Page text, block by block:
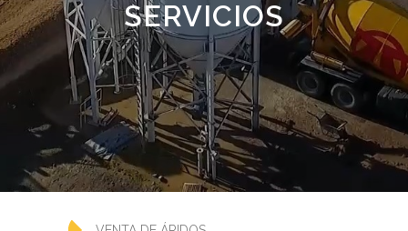
SERVICIOS